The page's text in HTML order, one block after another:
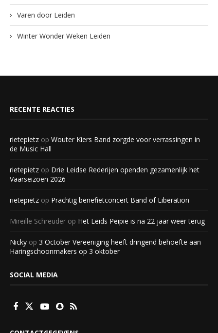
Varen door Leiden
Winter Wonder Weken Leiden
RECENTE REACTIES
rietepietz op Wouter Kiers Band zorgde voor verrassingen in
de Music Hall
rietepietz op Drie Leidse Rederijen openden gezamenlijk het
Vaarseizoen 2026
rietepietz op Prachtig benefietconcert Band of Liberation
Mireille Schreuder op Het Leids Peipie is na 22 jaar weer terug
Nicky op 3 October Vereeniging heeft dringend behoefte aan
Haringschoonmakers op 3 oktober
SOCIAL MEDIA